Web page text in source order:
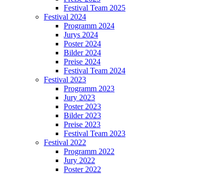
Festival Team 2025
Festival 2024
Programm 2024
Jurys 2024
Poster 2024
Bilder 2024
Preise 2024
Festival Team 2024
Festival 2023
Programm 2023
Jury 2023
Poster 2023
Bilder 2023
Preise 2023
Festival Team 2023
Festival 2022
Programm 2022
Jury 2022
Poster 2022